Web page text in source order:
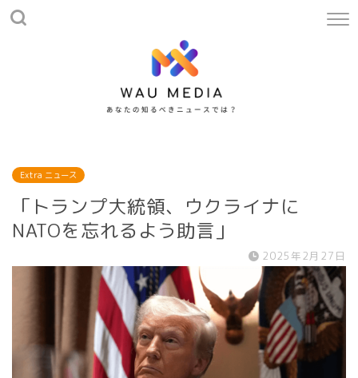
Extra ニュース
「トランプ大統領、ウクライナに
NATOを忘れるよう助言」
2025年2月27日